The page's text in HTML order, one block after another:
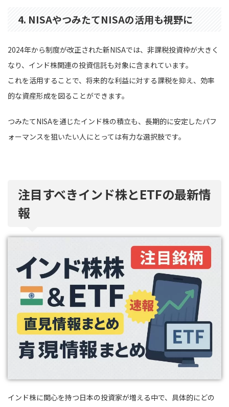
4. NISAやつみたてNISAの活用も視野に
2024年から制度が改正された新NISAでは、非課税投資枠が大きく
なり、インド株関連の投資信託も対象に含まれています。
これを活用することで、将来的な利益に対する課税を抑え、効率
的な資産形成を図ることができます。
つみたてNISAを通じたインド株の積立も、長期的に安定したパフ
ォーマンスを狙いたい人にとっては有力な選択肢です。
注目すべきインド株とETFの最新情
報
インド株に関心を持つ日本の投資家が増える中で、具体的にどの